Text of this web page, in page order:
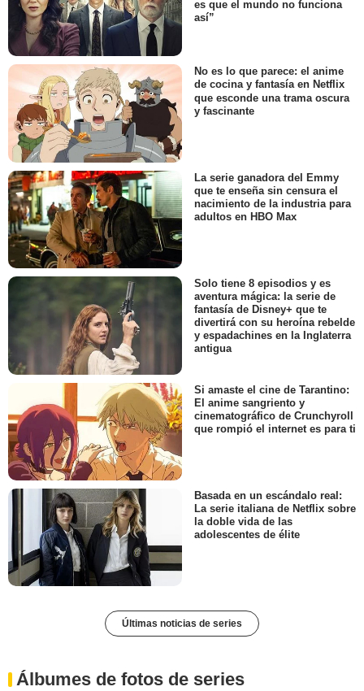
es que el mundo no funciona
así”
No es lo que parece: el anime
de cocina y fantasía en Netflix
que esconde una trama oscura
y fascinante
La serie ganadora del Emmy
que te enseña sin censura el
nacimiento de la industria para
adultos en HBO Max
Solo tiene 8 episodios y es
aventura mágica: la serie de
fantasía de Disney+ que te
divertirá con su heroína rebelde
y espadachines en la Inglaterra
antigua
Si amaste el cine de Tarantino:
El anime sangriento y
cinematográfico de Crunchyroll
que rompió el internet es para ti
Basada en un escándalo real:
La serie italiana de Netflix sobre
la doble vida de las
adolescentes de élite
Últimas noticias de series
Álbumes de fotos de series